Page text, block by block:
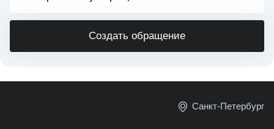
Создать обращение
Санкт-Петербург